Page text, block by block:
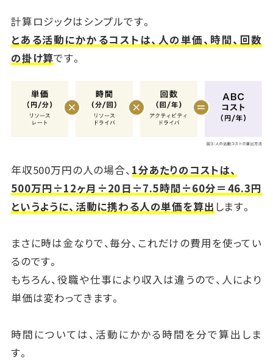
計算ロジックはシンプルです。
とある活動にかかるコストは、人の単価、時間、回数
の掛け算です。
年収500万円の人の場合、 1分あたりのコストは、
500万円÷12ヶ月÷20日÷7.5時間÷60分＝46.3円
というように、活動に携わる人の単価を算出 します。
まさに時は金なりで、毎分、これだけの費用を使ってい
るのです。
もちろん、役職や仕事により収入は違うので、人により
単価は変わってきます。
時間については、活動にかかる時間を分で算出しま
す。